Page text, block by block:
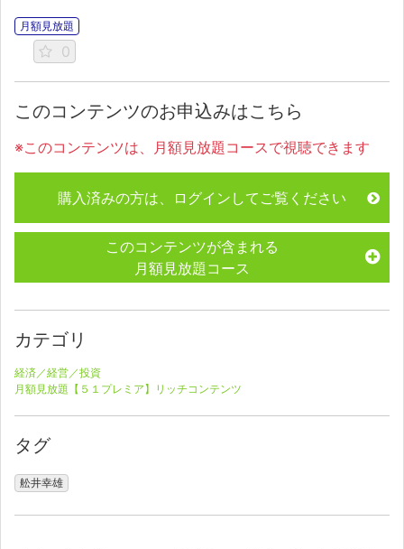
月額見放題
0
このコンテンツのお申込みはこちら
※このコンテンツは、月額見放題コースで視聴できます
購入済みの方は、ログインしてご覧ください
このコンテンツが含まれる
月額見放題コース
カテゴリ
経済／経営／投資
月額見放題【５１プレミア】リッチコンテンツ
タグ
舩井幸雄